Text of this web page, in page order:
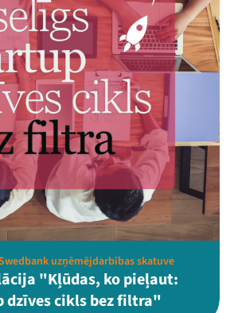
uzņēmējdarbības skatuve
"Kļūdas, ko pieļaut:
dzīves cikls bez filtra"